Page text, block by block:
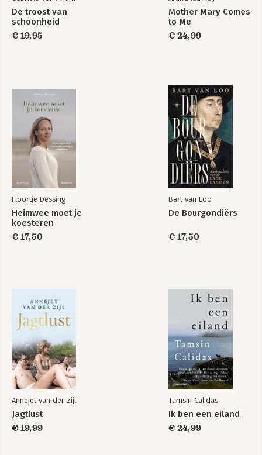
De troost van
schoonheid
€ 19,95
Mother Mary Comes
to Me
€ 24,99
Floortje Dessing
Heimwee moet je
koesteren
€ 17,50
Bart van Loo
De Bourgondiërs
€ 17,50
Annejet van der Zijl
Jagtlust
€ 19,99
Tamsin Calidas
Ik ben een eiland
€ 24,99